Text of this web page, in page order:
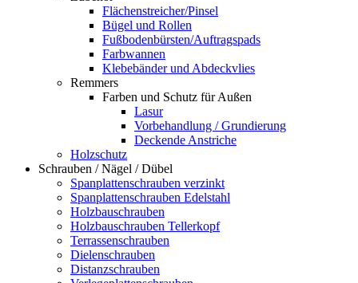
Flächenstreicher/Pinsel
Bügel und Rollen
Fußbodenbürsten/Auftragspads
Farbwannen
Klebebänder und Abdeckvlies
Remmers
Farben und Schutz für Außen
Lasur
Vorbehandlung / Grundierung
Deckende Anstriche
Holzschutz
Schrauben / Nägel / Dübel
Spanplattenschrauben verzinkt
Spanplattenschrauben Edelstahl
Holzbauschrauben
Holzbauschrauben Tellerkopf
Terrassenschrauben
Dielenschrauben
Distanzschrauben